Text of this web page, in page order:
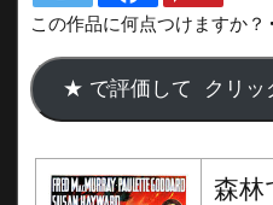
この作品に何点つけますか？
森林